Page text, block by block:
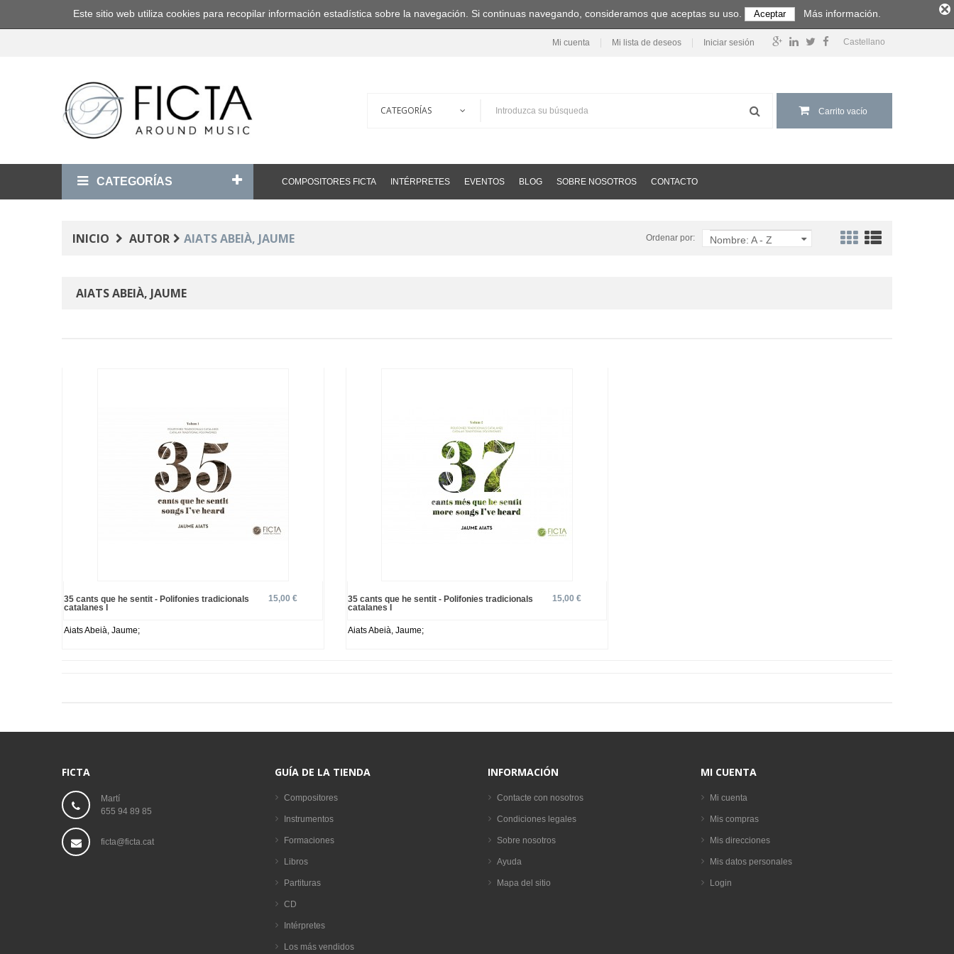
Castellano
Mi cuenta Mi lista de deseos Iniciar sesión
Carrito vacío
CATEGORÍAS COMPOSITORES FICTA INTÉRPRETES EVENTOS BLOG SOBRE NOSOTROS CONTACTO
INICIO AUTOR AIATS ABEIÀ, JAUME Ordenar por: Nombre: A - Z
AIATS ABEIÀ, JAUME
35 cants que he sentit - Polifonies tradicionals
catalanes I
15,00 €
Aiats Abeià, Jaume;
35 cants que he sentit - Polifonies tradicionals
catalanes I
15,00 €
Aiats Abeià, Jaume;
FICTA
Martí
655 94 89 85
ficta@ficta.cat
GUÍA DE LA TIENDA
Compositores
Instrumentos
Formaciones
Libros
Partituras
CD
Intérpretes
Los más vendidos
INFORMACIÓN
Contacte con nosotros
Condiciones legales
Sobre nosotros
Ayuda
Mapa del sitio
MI CUENTA
Mi cuenta
Mis compras
Mis direcciones
Mis datos personales
Login
Este sitio web utiliza cookies para recopilar información estadística sobre la navegación. Si continuas navegando, consideramos que aceptas su uso. Aceptar Más información.